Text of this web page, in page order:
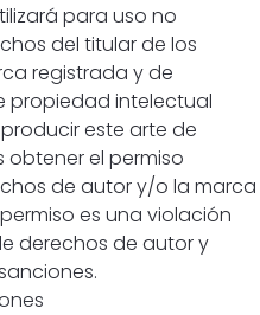
para uso no
del titular de los
registrada y de
propiedad intelectual
este arte de
el permiso
de autor y/o la marca
es una violación
derechos de autor y